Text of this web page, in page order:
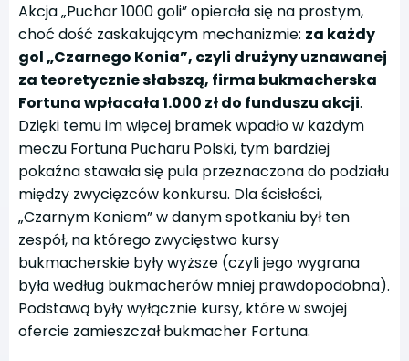
Akcja „Puchar 1000 goli” opierała się na prostym,
choć dość zaskakującym mechanizmie: za każdy
gol „Czarnego Konia”, czyli drużyny uznawanej
za teoretycznie słabszą, firma bukmacherska
Fortuna wpłacała 1.000 zł do funduszu akcji.
Dzięki temu im więcej bramek wpadło w każdym
meczu Fortuna Pucharu Polski, tym bardziej
pokaźna stawała się pula przeznaczona do podziału
między zwycięzców konkursu. Dla ścisłości,
„Czarnym Koniem” w danym spotkaniu był ten
zespół, na którego zwycięstwo kursy
bukmacherskie były wyższe (czyli jego wygrana
była według bukmacherów mniej prawdopodobna).
Podstawą były wyłącznie kursy, które w swojej
ofercie zamieszczał bukmacher Fortuna.